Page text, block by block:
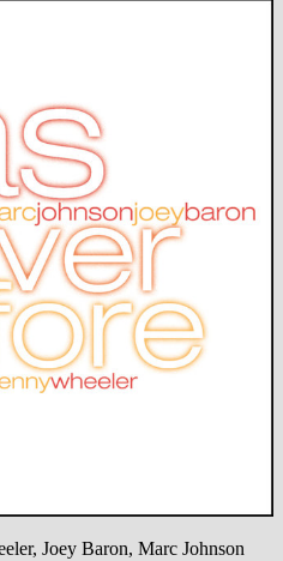
Joey Baron, Marc Johnson